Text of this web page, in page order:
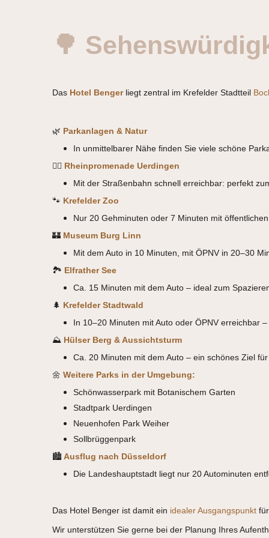
🌳
Das Hotel Bengerliegt zentral im Krefelder Stadtteil
🌿 Parkanlagen & Natur
In unmittelbarer Nähe finden Sie viele schöne
🚶‍♂️ Rheinpromenade Uerdingen
Mit der Straßenbahn schnell erreichbar: perfekt
🐾 Krefelder Zoo
Nur 20 Gehminuten oder 7 Minuten mit
🏰 Museum Burg Linn
Mit dem Auto in 10 Minuten, mit ÖPNV in 20–30
🏞 Elfrather See
Ca. 15 Minuten mit dem Auto – ideal zum
🌲 Krefelder Stadtwald
In 10–20 Minuten mit Auto oder ÖPNV erreichbar
⛰ Hülser Berg & Aussichtsturm
Ca. 20 Minuten mit dem Auto – ein schönes Ziel
🌼 Weitere Parks in der Umgebung:
Schönwasserpark mit Botanischem Garten
Stadtpark Uerdingen
Neuenhofen Park Weiher
Sollbrüggenpark
🏙 Ausflug nach Düsseldorf
Die Landeshauptstadt liegt nur 20 Autominuten
Das Hotel Benger ist damit ein idealer Ausgangspunkt
Wir unterstützen Sie gerne bei der Planung Ihres